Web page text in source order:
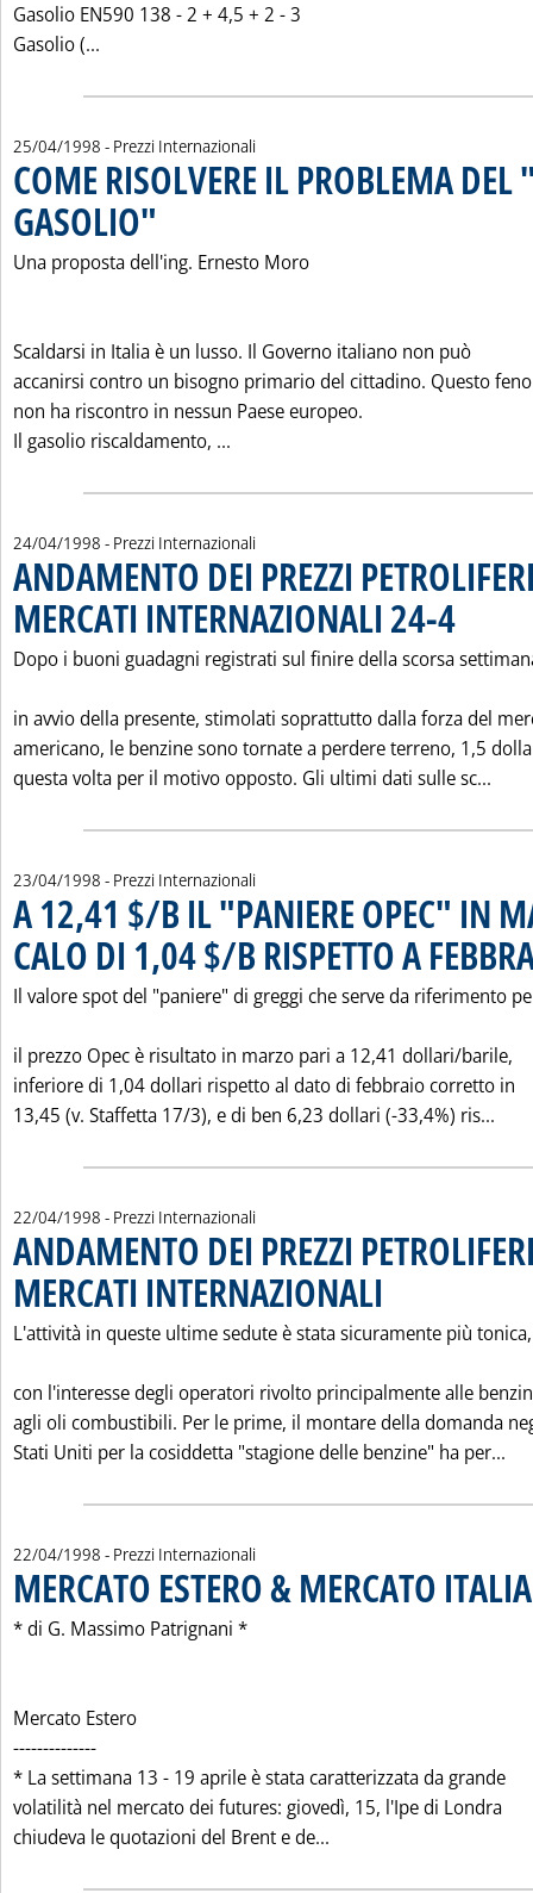
Gasolio EN590 138 - 2 + 4,5 + 2 - 3
Gasolio (...
25/04/1998 - Prezzi Internazionali
COME RISOLVERE IL PROBLEMA DEL
GASOLIO"
Una proposta dell'ing. Ernesto Moro
Scaldarsi in Italia è un lusso. Il Governo italiano non può
accanirsi contro un bisogno primario del cittadino. Questo
non ha riscontro in nessun Paese europeo.
Il gasolio riscaldamento, ...
24/04/1998 - Prezzi Internazionali
ANDAMENTO DEI PREZZI
MERCATI INTERNAZIONALI 24-4
Dopo i buoni guadagni registrati sul finire della scorsa
in avvio della presente, stimolati soprattutto dalla forza del
americano, le benzine sono tornate a perdere terreno, 1,5
questa volta per il motivo opposto. Gli ultimi dati sulle sc...
23/04/1998 - Prezzi Internazionali
A 12,41 $/B IL "PANIERE OPEC" IN
CALO DI 1,04 $/B RISPETTO A
Il valore spot del "paniere" di greggi che serve da riferimento
il prezzo Opec è risultato in marzo pari a 12,41 dollari/barile,
inferiore di 1,04 dollari rispetto al dato di febbraio corretto in
13,45 (v. Staffetta 17/3), e di ben 6,23 dollari (-33,4%) ris...
22/04/1998 - Prezzi Internazionali
ANDAMENTO DEI PREZZI
MERCATI INTERNAZIONALI
L'attività in queste ultime sedute è stata sicuramente più tonica,
con l'interesse degli operatori rivolto principalmente alle
agli oli combustibili. Per le prime, il montare della domanda
Stati Uniti per la cosiddetta "stagione delle benzine" ha per...
22/04/1998 - Prezzi Internazionali
MERCATO ESTERO & MERCATO ITALIA
* di G. Massimo Patrignani *
Mercato Estero
--------------
* La settimana 13 - 19 aprile è stata caratterizzata da grande
volatilità nel mercato dei futures: giovedì, 15, l'Ipe di Londra
chiudeva le quotazioni del Brent e de...